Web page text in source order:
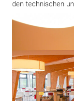
den technischen